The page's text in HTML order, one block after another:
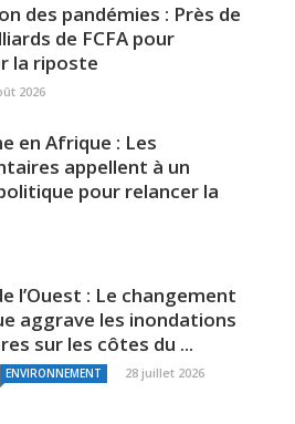
des pandémies : Près de
de FCFA pour
la riposte
2026
en Afrique : Les
appellent à un
pour relancer la
l’Ouest : Le changement
aggrave les inondations
sur les côtes du ...
ENVIRONNEMENT 28 juillet 2026